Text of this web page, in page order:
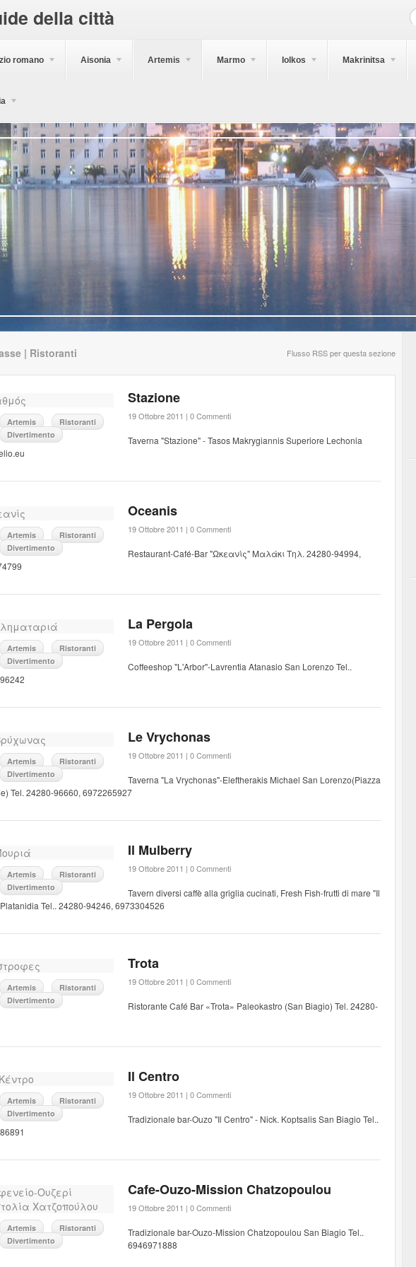
della città
romano Aisonia Artemis Marmo Iolkos Makrinitsa
| Ristoranti Flusso RSS per questa sezione
Artemis
Ristoranti
Divertimento
Stazione
19 Ottobre 2011 | 0 Commenti
Taverna "Stazione" - Tasos Makrygiannis Superiore Lechonia
Artemis
Ristoranti
Divertimento
Oceanis
19 Ottobre 2011 | 0 Commenti
Restaurant-Café-Bar "Ωκεανίς" Μαλάκι Τηλ. 24280-94994,
Artemis
Ristoranti
Divertimento
La Pergola
19 Ottobre 2011 | 0 Commenti
Coffeeshop "L'Arbor"-Lavrentia Atanasio San Lorenzo Tel..
Artemis
Ristoranti
Divertimento
Le Vrychonas
19 Ottobre 2011 | 0 Commenti
Taverna "La Vrychonas"-Eleftherakis Michael San Lorenzo(Piazza
Tel. 24280-96660, 6972265927
Artemis
Ristoranti
Divertimento
Il Mulberry
19 Ottobre 2011 | 0 Commenti
Tavern diversi caffè alla griglia cucinati, Fresh Fish-frutti di mare "Il
Tel.. 24280-94246, 6973304526
Artemis
Ristoranti
Divertimento
Trota
19 Ottobre 2011 | 0 Commenti
Ristorante Café Bar «Trota» Paleokastro (San Biagio) Tel. 24280-
Artemis
Ristoranti
Divertimento
Il Centro
19 Ottobre 2011 | 0 Commenti
Tradizionale bar-Ouzo "Il Centro" - Nick. Koptsalis San Biagio Tel..
Artemis
Ristoranti
Divertimento
Cafe-Ouzo-Mission Chatzopoulou
19 Ottobre 2011 | 0 Commenti
Tradizionale bar-Ouzo-Mission Chatzopoulou San Biagio Tel..
6946971888